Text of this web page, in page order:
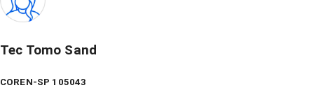
Tec Tomo Sand
COREN-SP 105043